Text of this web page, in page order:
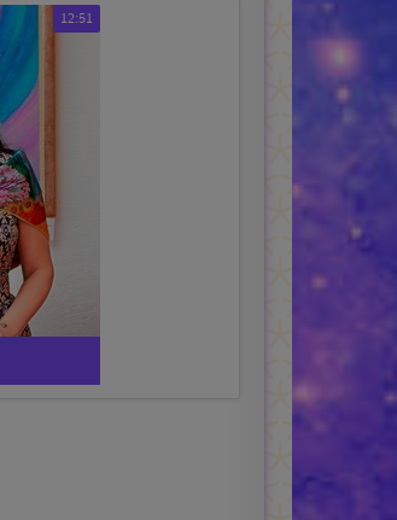
12:51